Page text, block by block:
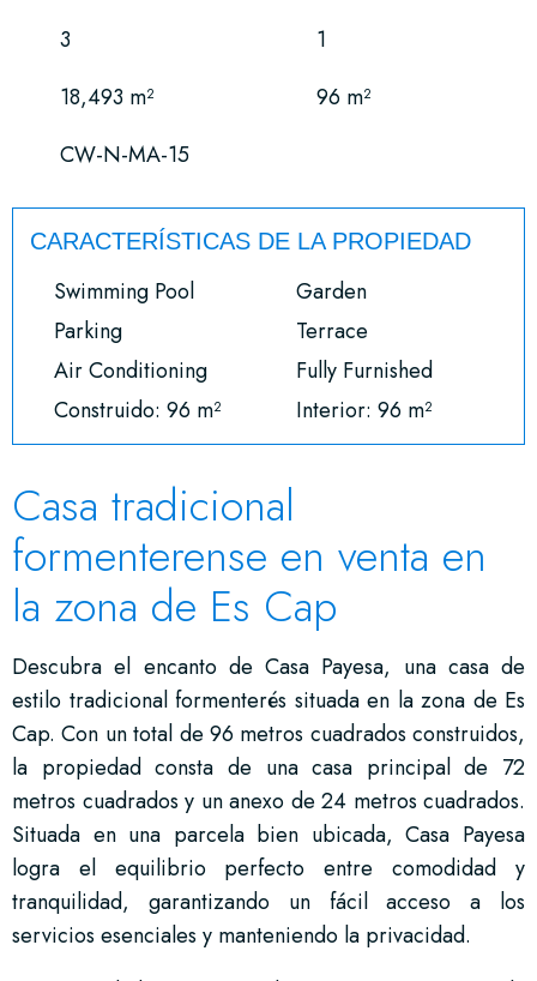
3
1
18,493 m²
96 m²
CW-N-MA-15
CARACTERÍSTICAS DE LA PROPIEDAD
Swimming Pool
Garden
Parking
Terrace
Air Conditioning
Fully Furnished
Construido: 96 m²
Interior: 96 m²
Casa tradicional
formenterense en venta en
la zona de Es Cap
Descubra el encanto de Casa Payesa, una casa de
estilo tradicional formenterés situada en la zona de Es
Cap. Con un total de 96 metros cuadrados construidos,
la propiedad consta de una casa principal de 72
metros cuadrados y un anexo de 24 metros cuadrados.
Situada en una parcela bien ubicada, Casa Payesa
logra el equilibrio perfecto entre comodidad y
tranquilidad, garantizando un fácil acceso a los
servicios esenciales y manteniendo la privacidad.